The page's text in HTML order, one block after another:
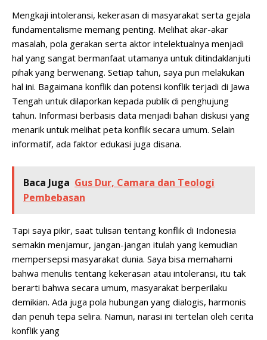
Mengkaji intoleransi, kekerasan di masyarakat serta gejala
fundamentalisme memang penting. Melihat akar-akar
masalah, pola gerakan serta aktor intelektualnya menjadi
hal yang sangat bermanfaat utamanya untuk ditindaklanjuti
pihak yang berwenang. Setiap tahun, saya pun melakukan
hal ini. Bagaimana konflik dan potensi konflik terjadi di Jawa
Tengah untuk dilaporkan kepada publik di penghujung
tahun. Informasi berbasis data menjadi bahan diskusi yang
menarik untuk melihat peta konflik secara umum. Selain
informatif, ada faktor edukasi juga disana.
Baca Juga Gus Dur, Camara dan Teologi
Pembebasan
Tapi saya pikir, saat tulisan tentang konflik di Indonesia
semakin menjamur, jangan-jangan itulah yang kemudian
mempersepsi masyarakat dunia. Saya bisa memahami
bahwa menulis tentang kekerasan atau intoleransi, itu tak
berarti bahwa secara umum, masyarakat berperilaku
demikian. Ada juga pola hubungan yang dialogis, harmonis
dan penuh tepa selira. Namun, narasi ini tertelan oleh cerita
konflik yang